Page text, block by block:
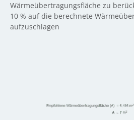
Wärmeübertragungsfläche zu
10 % auf die berechnete
aufzuschlagen